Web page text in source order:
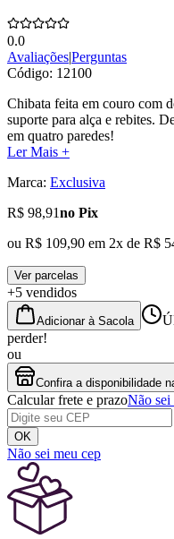
0.0
Avaliações|Perguntas
Código: 12100
Chibata feita em couro com
suporte para alça e rebites.
em quatro paredes!
Ler Mais +
Marca: Exclusiva
R$ 98,91no Pix
ou R$ 109,90 em 2x de R$
Ver parcelas
+5 vendidos
Adicionar à Sacola
perder!
ou
Confira a disponibilidade
Calcular frete e prazoNão sei
OK
Não sei meu cep